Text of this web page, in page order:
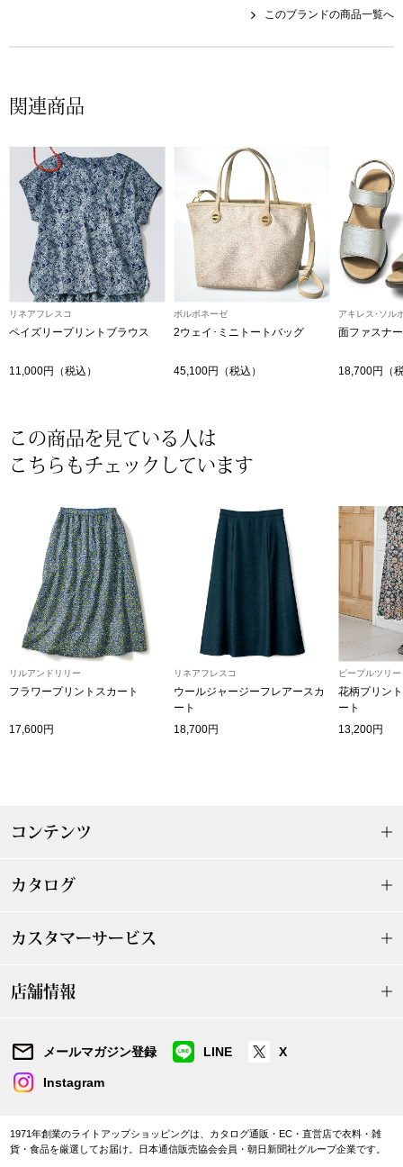
ランド
すべて見る
ネクタイ
ベルト
靴下
サングラス／
和装小物
その他
その他
おすすめブラ
【特集】
このブランドの商品一覧へ
関連商品
リネアフレスコ
ペイズリープリントブラウス
11,000円（税込）
ボルボネーゼ
2ウェイ･ミニトートバッグ
45,100円（税込）
アキレス･ソル
面ファスナ
18,700円（
この商品を見ている人は
こちらもチェックしています
リルアンドリリー
フラワープリントスカート
17,600円
リネアフレスコ
ウールジャージーフレアースカ
ート
18,700円
ピープルツリー
花柄プリン
ート
13,200円
コンテンツ
カタログ
カスタマーサービス
店舗情報
メールマガジン登録 LINE X
Instagram
1971年創業のライトアップショッピングは、カタログ通販・EC・直営店で衣料・雑
貨・食品を厳選してお届け。日本通信販売協会会員・朝日新聞社グループ企業です。